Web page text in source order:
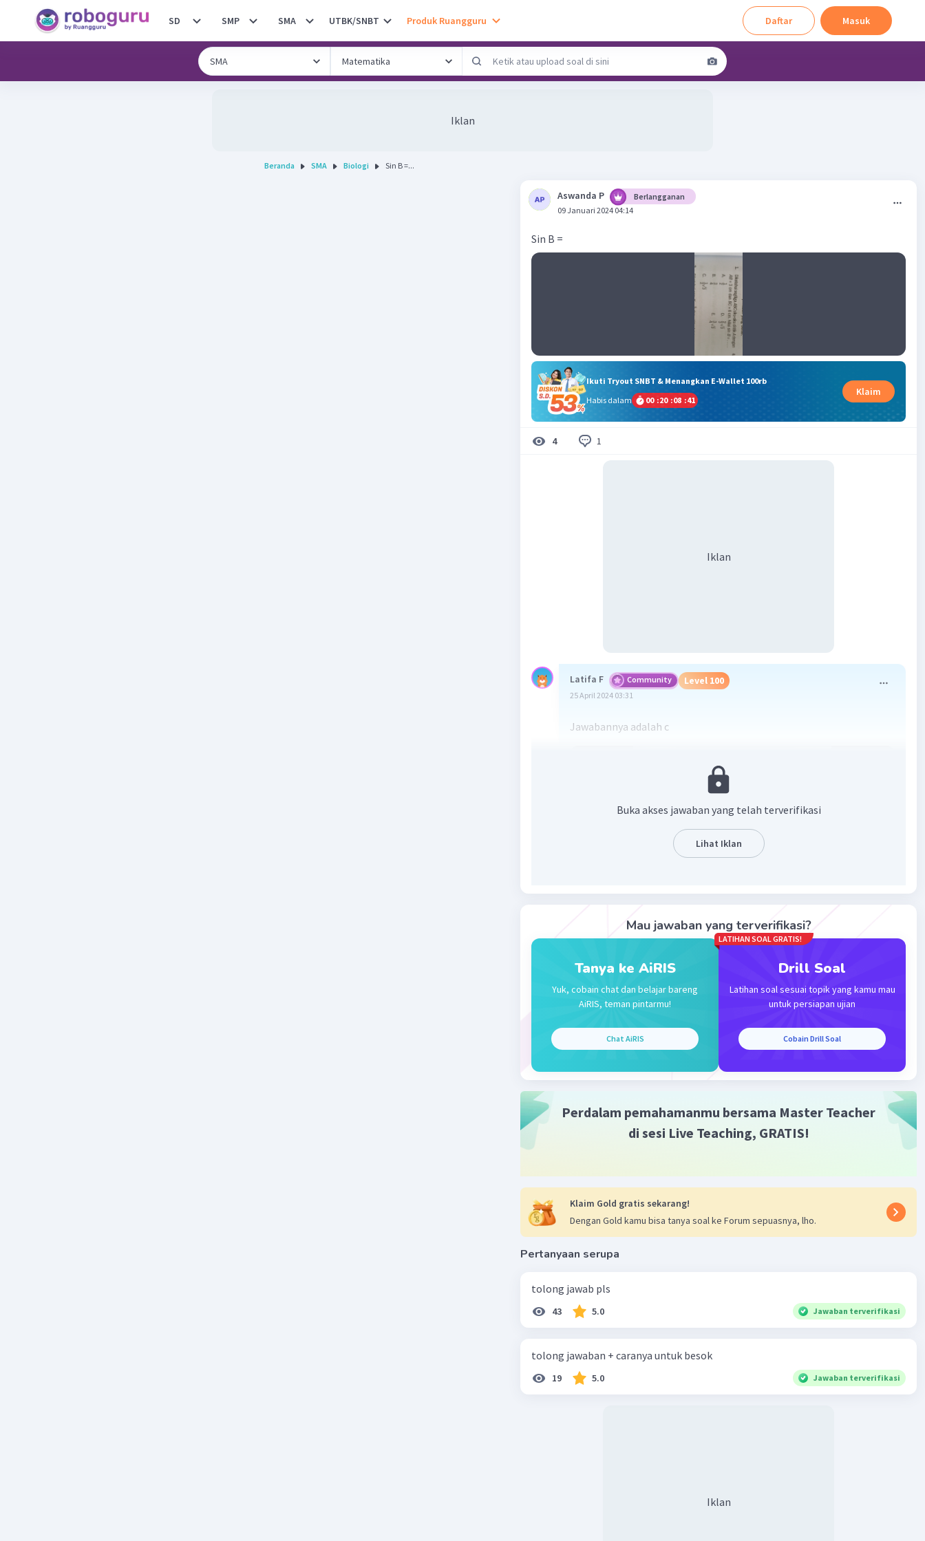
SD SMP SMA UTBK/SNBT Produk Ruangguru Daftar Masuk
Iklan
Beranda SMA Biologi Sin B =...
Aswanda P
Berlangganan
09 Januari 2024 04:14
Sin B =
Ikuti Tryout SNBT & Menangkan E-Wallet 100rb
Habis dalam
00 :20 :08 :40
Klaim
4 1
Iklan
Latifa F Community Level 100
25 April 2024 03:31
Jawabannya adalah c
Iklan
Buka akses jawaban yang telah terverifikasi
Lihat Iklan
Mau jawaban yang terverifikasi?
Tanya ke AiRIS
Yuk, cobain chat dan belajar bareng
AiRIS, teman pintarmu!
Chat AiRIS
LATIHAN SOAL GRATIS!
Drill Soal
Latihan soal sesuai topik yang kamu mau
untuk persiapan ujian
Cobain Drill Soal
Perdalam pemahamanmu bersama Master Teacher
di sesi Live Teaching, GRATIS!
Klaim Gold gratis sekarang!
Dengan Gold kamu bisa tanya soal ke Forum sepuasnya, lho.
Pertanyaan serupa
tolong jawab pls
43 5.0 Jawaban terverifikasi
tolong jawaban + caranya untuk besok
19 5.0 Jawaban terverifikasi
Iklan